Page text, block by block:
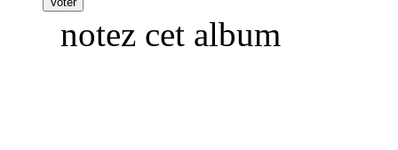
notez cet album